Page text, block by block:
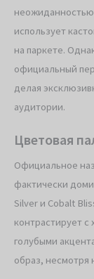
использует
на паркете.
официальный
делая
аудитории.
Цветовая
Официальное
фактически
Silver и Cobalt
контрастирует
голубыми
образ, несмотря